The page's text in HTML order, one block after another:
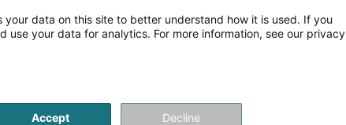
your data on this site to better understand how it is used. If you
use your data for analytics. For more information, see our privacy
Accept Decline